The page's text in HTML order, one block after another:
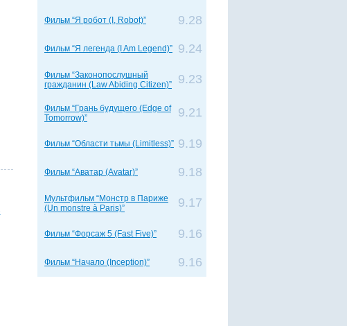
Фильм “Я робот (I, Robot)” 9.28
Фильм “Я легенда (I Am Legend)” 9.24
Фильм “Законопослушный
гражданин (Law Abiding Citizen)”
9.23
Фильм “Грань будущего (Edge of
Tomorrow)”
9.21
Фильм “Области тьмы (Limitless)” 9.19
Фильм “Аватар (Avatar)” 9.18
Мультфильм “Монстр в Париже
(Un monstre à Paris)”
9.17
Фильм “Форсаж 5 (Fast Five)” 9.16
Фильм “Начало (Inception)” 9.16